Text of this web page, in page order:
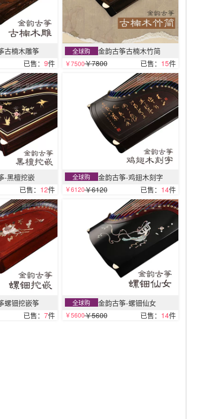
古楠木雕筝
已售： 9件
全球购 金韵古筝古楠木竹简
￥7500￥7800 已售： 15件
-黑檀挖嵌
已售： 12件
全球购 金韵古筝-鸡翅木刻字
￥6120￥6120 已售： 14件
螺钿挖嵌筝
已售： 7件
全球购 金韵古筝-螺钿仙女
￥5600￥5600 已售： 14件